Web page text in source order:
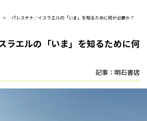
パレスチナ／イスラエルの「いま」を知るために何が必要か？
ラエルの「いま」を知るために何
記事：明石書店